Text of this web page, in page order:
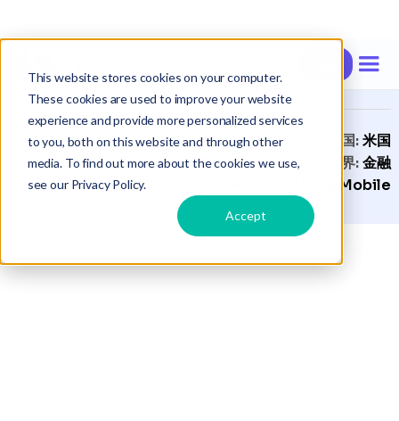
This website stores cookies on your computer.
These cookies are used to improve your website
experience and provide more personalized services
to you, both on this website and through other
media. To find out more about the cookies we use,
see our Privacy Policy.
Accept
ケーススタディ |Private Reporting
国: 米国
業界: 金融
Web & Mobile